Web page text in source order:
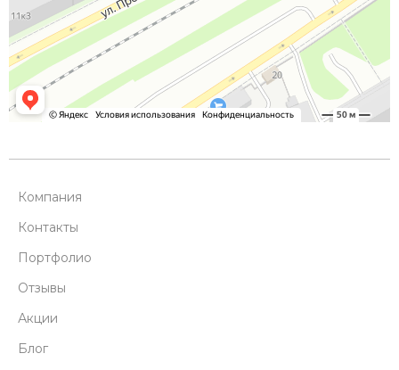
Компания
Контакты
Портфолио
Отзывы
Акции
Блог